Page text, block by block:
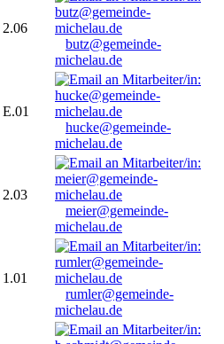
2.06
butz@gemeinde-
michelau.de
E.01
hucke@gemeinde-
michelau.de
2.03
meier@gemeinde-
michelau.de
1.01
rumler@gemeinde-
michelau.de